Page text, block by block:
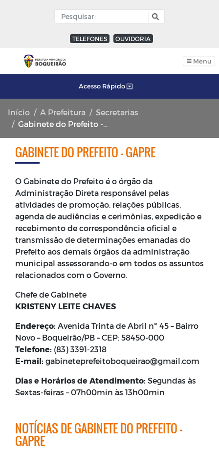
TELEFONES OUVIDORIA
Menu
Acesso Rápido
Início A Prefeitura
Secretarias
Gabinete do Prefeito - GAPRE
GABINETE DO PREFEITO - GAPRE
O Gabinete do Prefeito é o órgão da
Administração Direta responsável pelas
atividades de promoção, relações públicas,
agenda de audiências e cerimônias, expedição e
recebimento de correspondência oficial e
transmissão de determinações emanadas do
Prefeito aos demais órgãos da administração
municipal assessorando-o em todos os assuntos
relacionados com o Governo.
Chefe de Gabinete
KRISTENY LEITE CHAVES
Endereço: Avenida Trinta de Abril nº 45 – Bairro
Novo – Boqueirão/PB – CEP: 58450-000
Telefone: (83) 3391-2318
E-mail: gabineteprefeitoboqueirao@gmail.com
Dias e Horários de Atendimento: Segundas às
Sextas-feiras – 07h00min às 13h00min
NOTÍCIAS DE GABINETE DO PREFEITO -
GAPRE